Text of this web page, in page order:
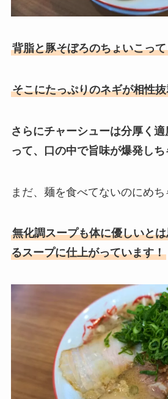
背脂と豚そぼろのちょいこっ
そこにたっぷりのネギが相性
さらにチャーシューは分厚く
って、口の中で旨味が爆発しち
まだ、麺を食べてないのにめち
無化調スープも体に優しいと
るスープに仕上がっています！